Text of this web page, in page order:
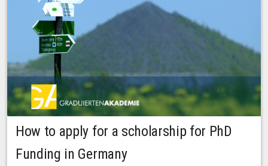
How to apply for a scholarship for PhD
Funding in Germany